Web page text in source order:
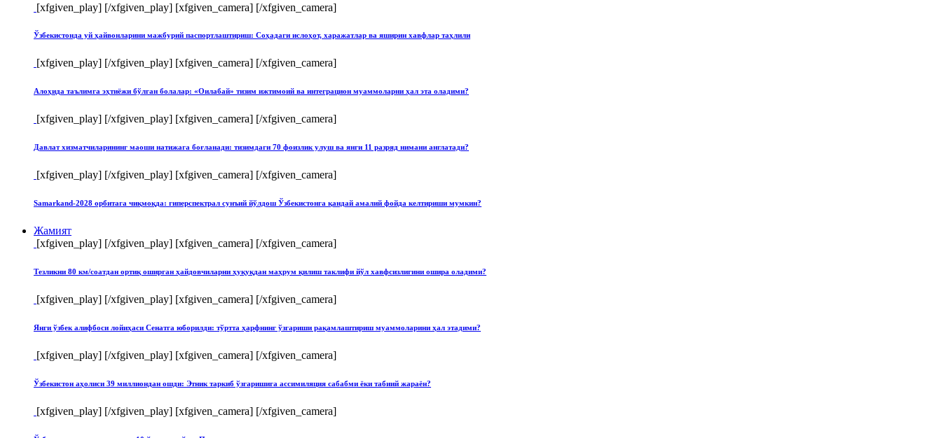
[xfgiven_play] [/xfgiven_play] [xfgiven_camera] [/xfgiven_camera]
Ўзбекистонда уй ҳайвонларини мажбурий паспортлаштириш: Соҳадаги ислоҳот, харажатлар ва яширин хавфлар таҳлили
[xfgiven_play] [/xfgiven_play] [xfgiven_camera] [/xfgiven_camera]
Алоҳида таълимга эҳтиёжи бўлган болалар: «Оилабай» тизим ижтимоий ва интеграцион муаммоларни ҳал эта оладими?
[xfgiven_play] [/xfgiven_play] [xfgiven_camera] [/xfgiven_camera]
Давлат хизматчиларининг маоши натижага боғланади: тизимдаги 70 фоизлик улуш ва янги 11 разряд нимани англатади?
[xfgiven_play] [/xfgiven_play] [xfgiven_camera] [/xfgiven_camera]
Samarkand-2028 орбитага чиқмоқда: гиперспектрал сунъий йўлдош Ўзбекистонга қандай амалий фойда келтириши мумкин?
Жамият
[xfgiven_play] [/xfgiven_play] [xfgiven_camera] [/xfgiven_camera]
Тезликни 80 км/соатдан ортиқ оширган ҳайдовчиларни ҳуқуқдан маҳрум қилиш таклифи йўл хавфсизлигини ошира оладими?
[xfgiven_play] [/xfgiven_play] [xfgiven_camera] [/xfgiven_camera]
Янги ўзбек алифбоси лойиҳаси Сенатга юборилди: тўртта ҳарфнинг ўзгариши рақамлаштириш муаммоларини ҳал этадими?
[xfgiven_play] [/xfgiven_play] [xfgiven_camera] [/xfgiven_camera]
Ўзбекистон аҳолиси 39 миллиондан ошди: Этник таркиб ўзгаришига ассимиляция сабабми ёки табиий жараён?
[xfgiven_play] [/xfgiven_play] [xfgiven_camera] [/xfgiven_camera]